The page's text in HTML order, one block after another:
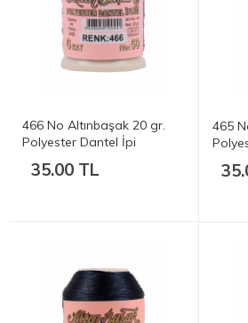
466 No Altınbaşak 20 gr.
Polyester Dantel İpi
35.00 TL
465